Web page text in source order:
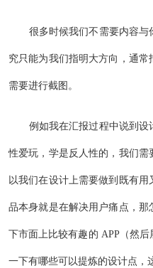
很多时候我们不需要内容
究只能为我们指明大方向，通
需要进行截图。
例如我在汇报过程中说到
性爱玩，学是反人性的，我们
以我们在设计上需要做到既有
品本身就是在解决用户痛点，
下市面上比较有趣的 APP（然
一下有哪些可以提炼的设计点，